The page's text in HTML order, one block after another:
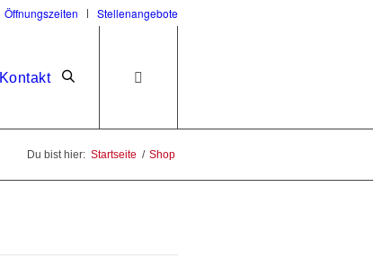
Öffnungszeiten Stellenangebote
Kontakt
Du bist hier: Startseite / Shop